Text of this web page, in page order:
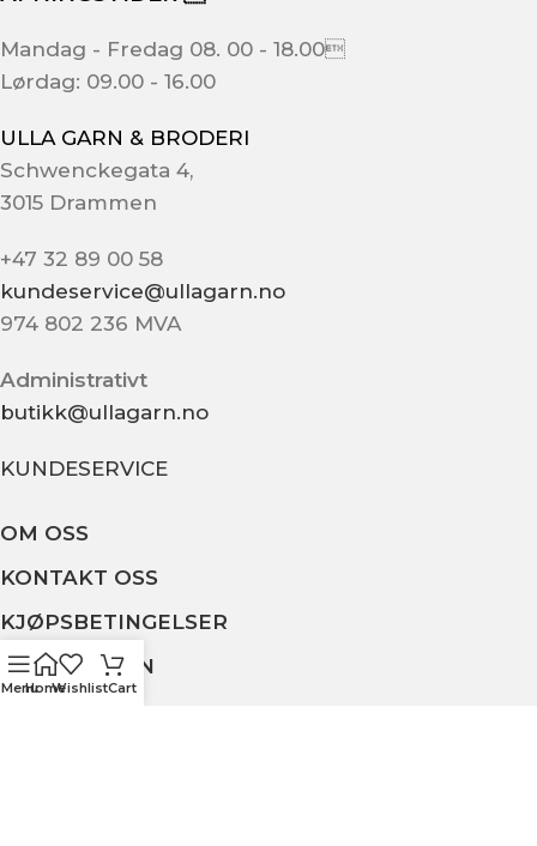
Mandag - Fredag 08. 00 - 18.00
Lørdag: 09.00 - 16.00
ULLA GARN & BRODERI
Schwenckegata 4,
3015 Drammen
+47 32 89 00 58
kundeservice@ullagarn.no
974 802 236 MVA
Administrativt
butikk@ullagarn.no
KUNDESERVICE
OM OSS
KONTAKT OSS
KJØPSBETINGELSER
PERSONVERN
MenuHomeWishlistCart